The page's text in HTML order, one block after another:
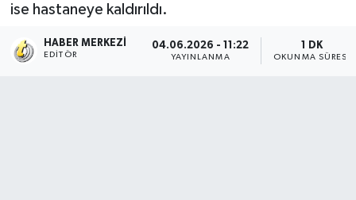
ise hastaneye kaldırıldı.
HABER MERKEZI
EDITÖR
04.06.2026 - 11:22
YAYINLANMA
1 DK
OKUNMA SÜRESI